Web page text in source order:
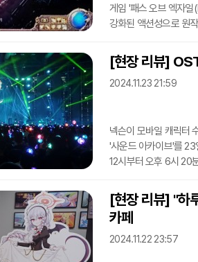
게임 '패스 오브 엑자일
강화된 액션성으로 원
'PoE 2 미디어 간담회'
더불어 조나단 로저스
질의에 답변했다.간담
[현장 리뷰]
2024.11.23 21:59
넥슨이 모바일 캐릭터
'사운드 아카이브'를
12시부터 오후 6시 20
아카이브의 각종 OST
형태로 진행됐다. 블
카루트(KARUT), 이모
공연을 맡았다.또 음악
[현장 리뷰] "하
카페
2024.11.22 23:57